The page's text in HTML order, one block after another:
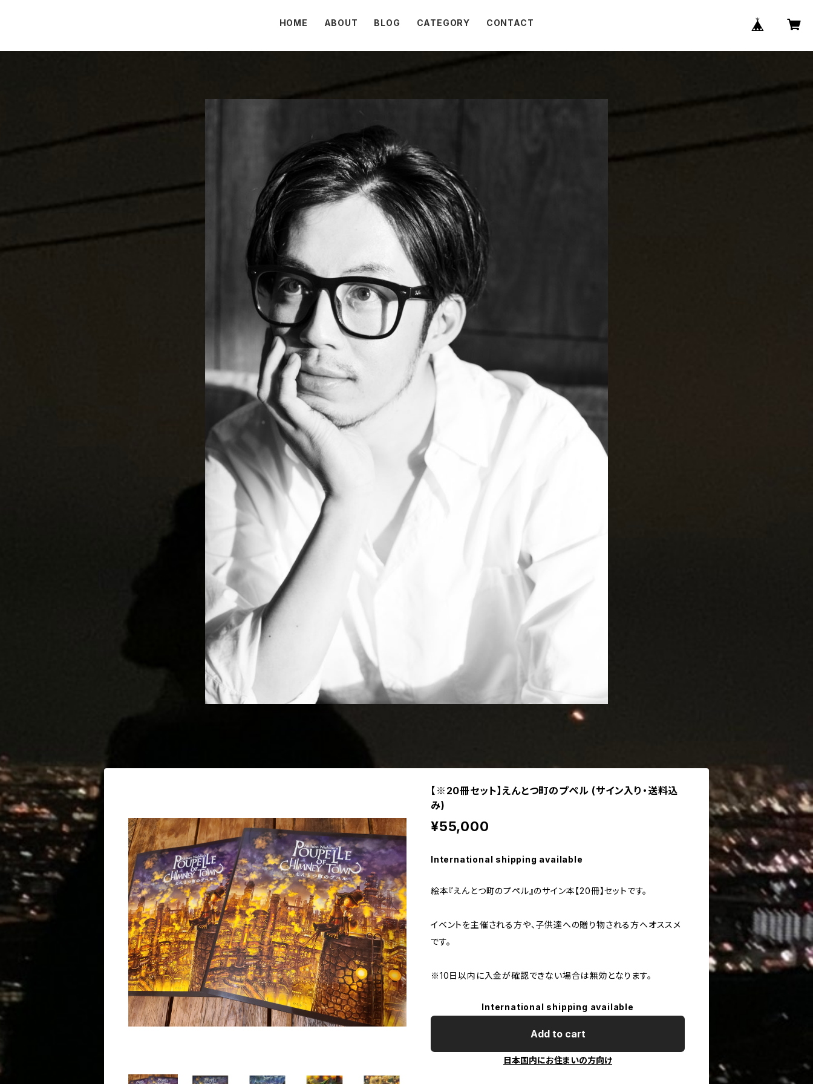
HOME ABOUT BLOG CATEGORY CONTACT
【※20冊セット】えんとつ町のプペル (サイン入り・送料込
み)
¥55,000
International shipping available
絵本『えんとつ町のプペル』のサイン本【20冊】セットです。
イベントを主催される方や、子供達への贈り物される方へオススメ
です。
※10日以内に入金が確認できない場合は無効となります。
International shipping available
Add to cart
日本国内にお住まいの方向け